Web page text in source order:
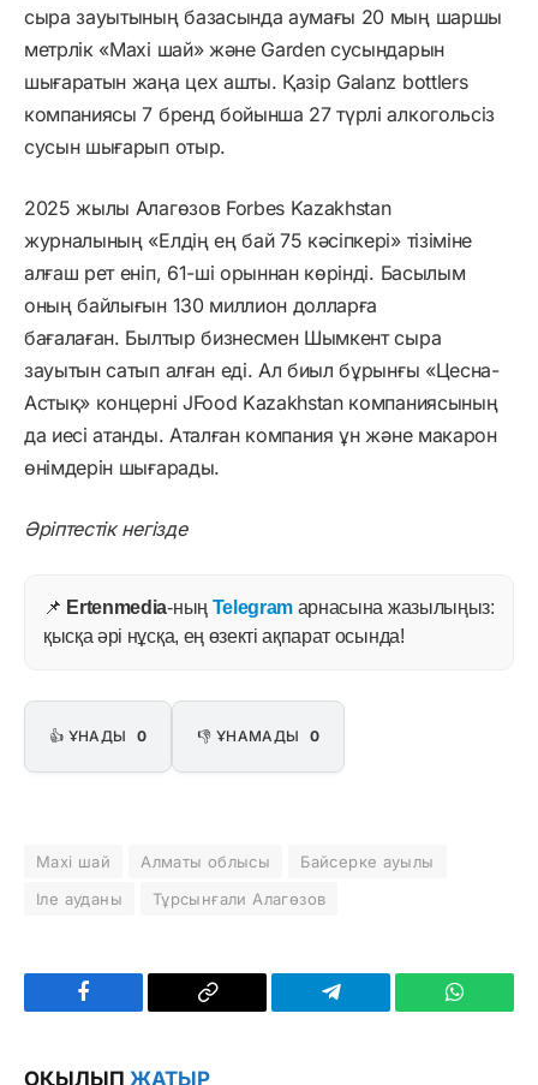
сыра зауытының базасында аумағы 20 мың шаршы
метрлік «Maxi шай» және Garden сусындарын
шығаратын жаңа цех ашты. Қазір Galanz bottlers
компаниясы 7 бренд бойынша 27 түрлі алкогольсіз
сусын шығарып отыр.
2025 жылы Алагөзов Forbes Kazakhstan
журналының «Елдің ең бай 75 кәсіпкері» тізіміне
алғаш рет еніп, 61-ші орыннан көрінді. Басылым
оның байлығын 130 миллион долларға
бағалаған. Былтыр бизнесмен Шымкент сыра
зауытын сатып алған еді. Ал биыл бұрынғы «Цесна-
Астық» концерні JFood Kazakhstan компаниясының
да иесі атанды. Аталған компания ұн және макарон
өнімдерін шығарады.
Әріптестік негізде
📌 Ertenmedia-ның Telegram арнасына жазылыңыз:
қысқа әрі нұсқа, ең өзекті ақпарат осында!
👍 ҰНАДЫ 0 👎 ҰНАМАДЫ 0
Maxi шай Алматы облысы
Байсерке ауылы
Іле ауданы
Тұрсынғали Алагөзов
Facebook
Copy
Telegram
ОҚЫЛЫП ЖАТЫР